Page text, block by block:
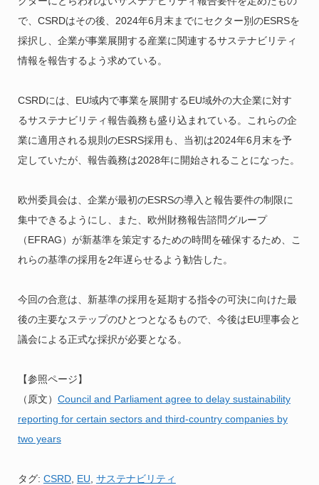
で、CSRDはその後、2024年6月末までにセクター別のESRSを
採択し、企業が事業展開する産業に関連するサステナビリティ
情報を報告するよう求めている。
CSRDには、EU域内で事業を展開するEU域外の大企業に対す
るサステナビリティ報告義務も盛り込まれている。これらの企
業に適用される規則のESRS採用も、当初は2024年6月末を予
定していたが、報告義務は2028年に開始されることになった。
欧州委員会は、企業が最初のESRSの導入と報告要件の制限に
集中できるようにし、また、欧州財務報告諮問グループ
（EFRAG）が新基準を策定するための時間を確保するため、こ
れらの基準の採用を2年遅らせるよう勧告した。
今回の合意は、新基準の採用を延期する指令の可決に向けた最
後の主要なステップのひとつとなるもので、今後はEU理事会と
議会による正式な採択が必要となる。
【参照ページ】
（原文） Council and Parliament agree to delay sustainability
reporting for certain sectors and third-country companies by
two years
タグ: CSRD, EU サステナビリティ